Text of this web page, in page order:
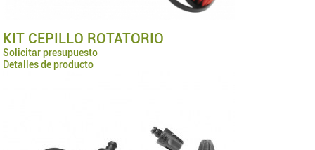
KIT CEPILLO ROTATORIO
Solicitar presupuesto
Detalles de producto